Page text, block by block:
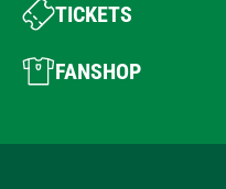
TICKETS
FANSHOP